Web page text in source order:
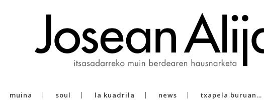
muina soul la kuadrila news txapela buruan…